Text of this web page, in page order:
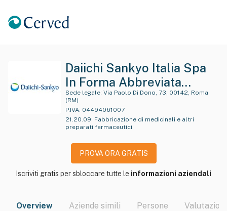
Daiichi Sankyo Italia Spa
In Forma Abbreviata
Daiichi Sankyo Italia Spa
Sede legale:
(RM)
P.IVA: 04494061007
21.20.09: Fabbricazione di medicinali e altri
preparati farmaceutici
PROVA ORA GRATIS
Iscriviti gratis per sbloccare tutte le informazioni aziendali
Overview Aziende simili Persone Valutazioni